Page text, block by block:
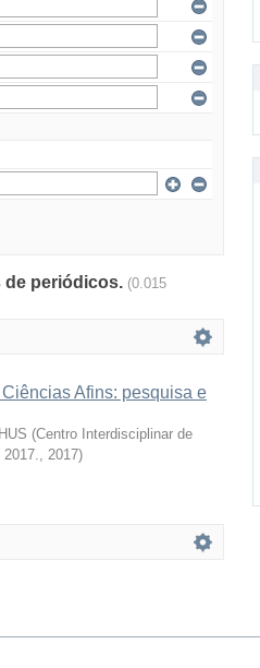
de periódicos. (0.015
Afins: pesquisa e
(Centro Interdisciplinar de
, 2017)